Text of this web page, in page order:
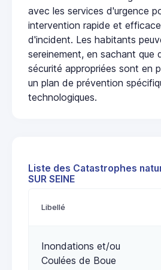
avec les services d'urgence
intervention rapide et
d'incident. Les habitants
sereinement, en sachant que
sécurité appropriées sont en
un plan de prévention
technologiques.
Liste des Catastrophes
SUR SEINE
Libellé
Inondations et/ou
Coulées de Boue